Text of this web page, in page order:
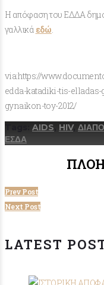
Η απόφαση του ΕΔΔΑ
γαλλικά εδώ.
via:https://
edda-katadiki-tis-
gynaikon-toy-2012/
AIDS HIV,
ΕΣΔΑ
Prev Post
Next Post
LATEST